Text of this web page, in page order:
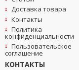
Доставка товара
Контакты
Политика
конфиденциальности
Пользовательское
соглашение
КОНТАКТЫ